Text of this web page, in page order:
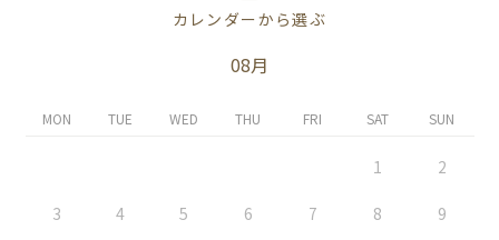
カレンダーから選ぶ
08月
MON TUE WED THU FRI SAT SUN
1 2
3 4 5 6 7 8 9